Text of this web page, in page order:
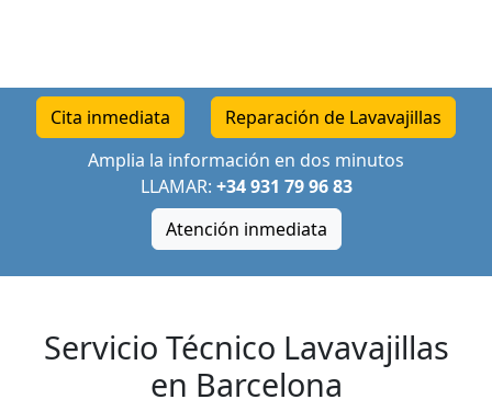
Cita inmediata
Reparación de Lavavajillas
Amplia la información en dos minutos
LLAMAR: +34 931 79 96 83
Atención inmediata
Servicio Técnico Lavavajillas
en Barcelona